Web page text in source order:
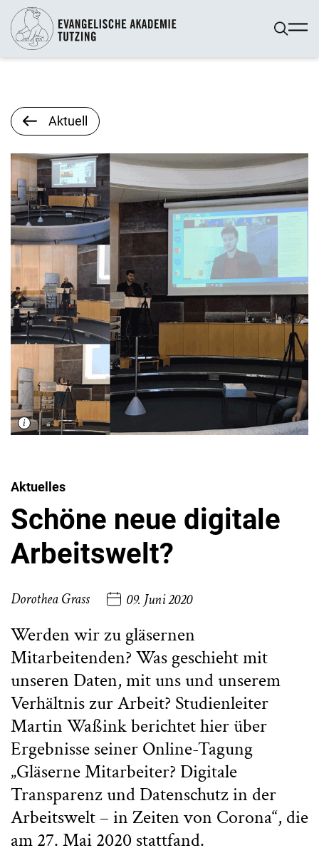
Aktuell
Aktuelles
Schöne neue digitale
Arbeitswelt?
Dorothea Grass 09. Juni 2020
Werden wir zu gläsernen
Mitarbeitenden? Was geschieht mit
unseren Daten, mit uns und unserem
Verhältnis zur Arbeit? Studienleiter
Martin Waßink berichtet hier über
Ergebnisse seiner Online-Tagung
„Gläserne Mitarbeiter? Digitale
Transparenz und Datenschutz in der
Arbeitswelt – in Zeiten von Corona“, die
am 27. Mai 2020 stattfand.